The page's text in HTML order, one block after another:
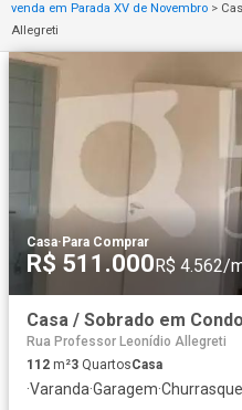
venda em Parada XV de Novembro >
Allegreti
Casa· Para Comprar
R$ 511.000R$ 4.562/
Rua Professor Leonídio Allegreti
112 m²3 QuartosCasa
·Varanda·Garagem·